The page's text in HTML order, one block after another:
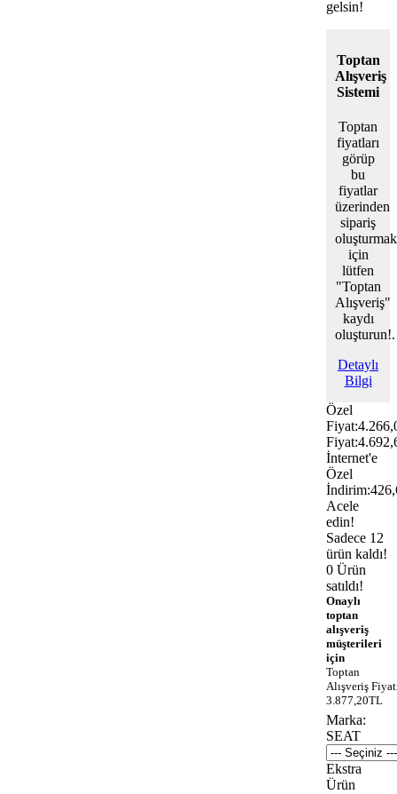
gelsin!
Toptan
Alışveriş
Sistemi
Toptan
fiyatları
görüp
bu
fiyatlar
üzerinden
sipariş
oluşturmak
için
lütfen
"Toptan
Alışveriş"
kaydı
oluşturun!.
Detaylı
Bilgi
Özel
Fiyat:
Fiyat:
İnternet'e
Özel
İndirim:
Acele
edin!
Sadece 12
ürün kaldı!
0 Ürün
satıldı!
Onaylı
toptan
alışveriş
müşterileri
için
Toptan
Alışveriş
3.877,20TL
Marka:
SEAT
Ekstra
Ürün